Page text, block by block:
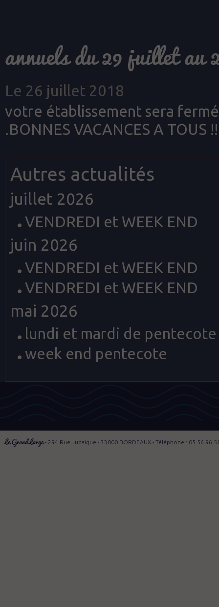
annuels du 29 juillet au
Le 26 juillet 2018
votre établissement sera
.BONNES VACANCES A TOUS
Autres actualités
juillet 2026
VENDREDI et WEEK END
juin 2026
VENDREDI et WEEK END
VENDREDI et WEEK END
mai 2026
lundi et mardi de
week end pentecote
Le Grand Large- 294 Rue Judaique - 33000 BORDEAUX - Téléphone : 05 56 96